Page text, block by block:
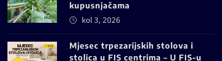
kupusnjačama
kol 3, 2026
Mjesec trpezarijskih stolova i
stolica u FIS centrima – U FIS-u